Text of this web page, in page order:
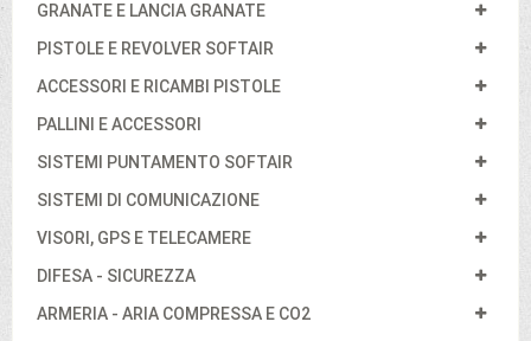
GRANATE E LANCIA GRANATE
PISTOLE E REVOLVER SOFTAIR
ACCESSORI E RICAMBI PISTOLE
PALLINI E ACCESSORI
SISTEMI PUNTAMENTO SOFTAIR
SISTEMI DI COMUNICAZIONE
VISORI, GPS E TELECAMERE
DIFESA - SICUREZZA
ARMERIA - ARIA COMPRESSA E CO2